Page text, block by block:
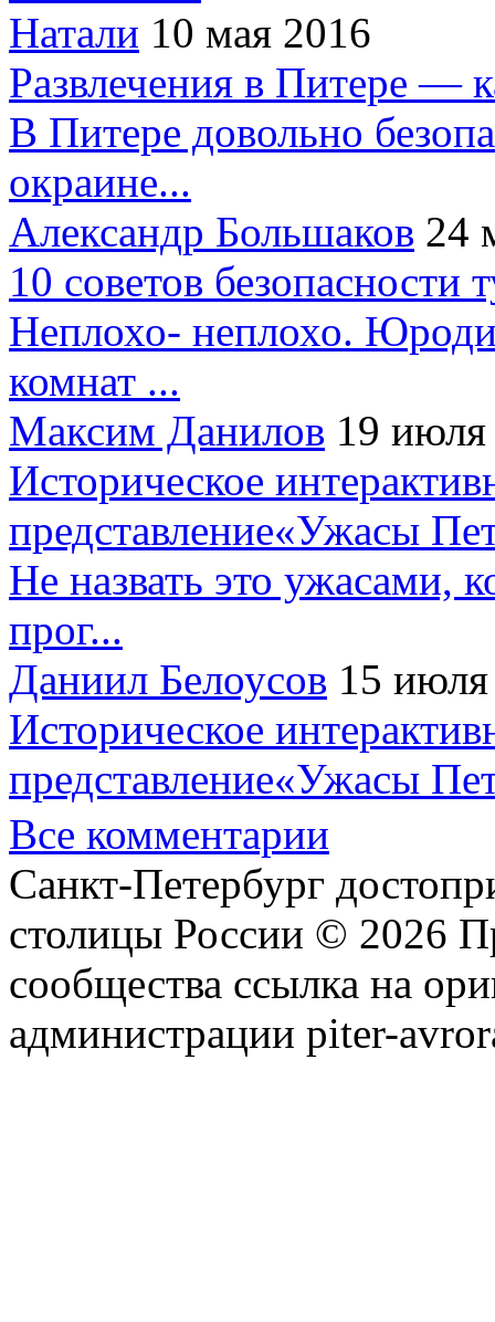
Натали 10 мая 2016
Развлечения в Питере —
В Питере довольно
окраине...
Александр Большаков 24
10 советов безопасности
Неплохо- неплохо.
комнат ...
Максим Данилов 19
Историческое
представление«Ужасы
Не назвать это ужасами,
прог...
Даниил Белоусов 15
Историческое
представление«Ужасы
Все комментарии
Санкт-Петербург
столицы России © 2026
сообщества ссылка на
администрации piter-